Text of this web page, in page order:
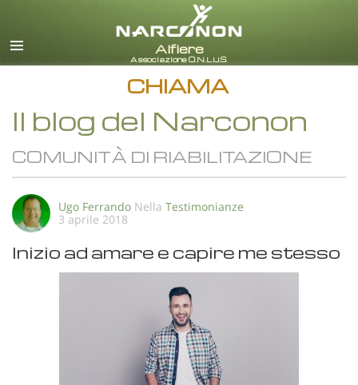
italiano
CHIAMA
Il blog del Narconon
COMUNITÀ DI RIABILITAZIONE
Ugo Ferrando Nella Testimonianze
3 aprile 2018
Inizio ad amare e capire me stesso